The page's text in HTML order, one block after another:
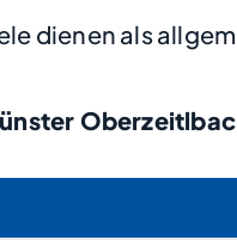
dienen als